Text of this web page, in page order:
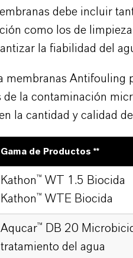
debe incluir
como los de
la fiabilidad del
membranas Antifouling
de la contaminación
la cantidad y calidad
Gama de Productos **
Kathon™ WT 1.5 Biocida
Kathon™ WTE Biocida
Aqucar™ DB 20
tratamiento del agua